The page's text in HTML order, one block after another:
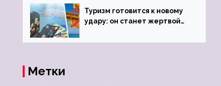
Туризм готовится к новому
удару: он станет жертвой
Метки